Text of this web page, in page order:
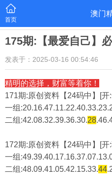
首页
澳门
175期:【最爱自己】
发表于：2025-03-16 00:54:46
精明的选择，财富等着你！
171期:原创资料【24码中】[开
一组
二组:42.08.32.39.36.30.28
172期:原创资料【24码中】[开
一组
二组:48.09.41.05.42.15.33.44